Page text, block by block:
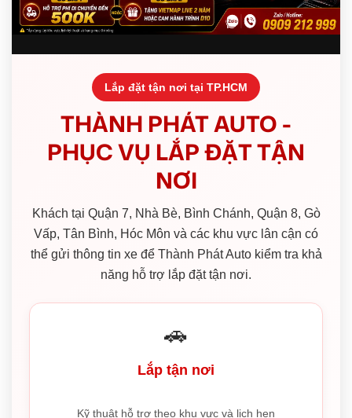
Lắp đặt tận nơi tại TP.HCM
THÀNH PHÁT AUTO -
PHỤC VỤ LẮP ĐẶT TẬN
NƠI
Khách tại Quận 7, Nhà Bè, Bình Chánh, Quận 8, Gò
Vấp, Tân Bình, Hóc Môn và các khu vực lân cận có
thể gửi thông tin xe để Thành Phát Auto kiểm tra khả
năng hỗ trợ lắp đặt tận nơi.
🚗
Lắp tận nơi
Kỹ thuật hỗ trợ theo khu vực và lịch hẹn